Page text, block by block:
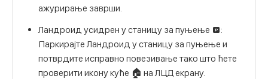
ажурирање заврши.
Ландроид усидрен у станицу за пуњење 🅿:
Паркирајте Ландроид у станицу за пуњење и
потврдите исправно повезивање тако што ћете
проверити икону куће 🏠 на ЛЦД екрану.